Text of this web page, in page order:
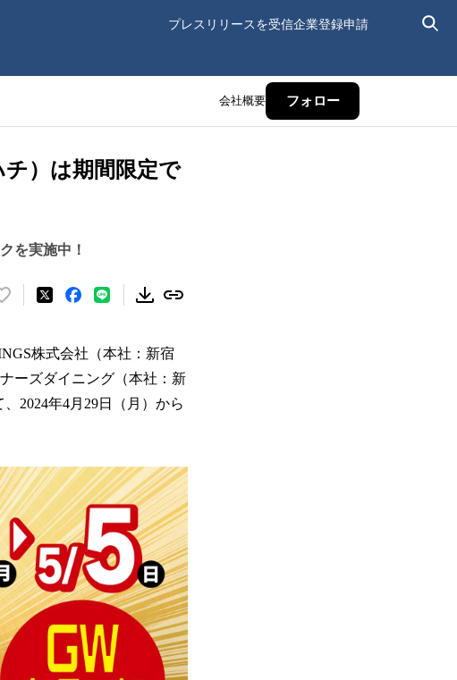
プレスリリースを受信企業登録申請
会社概要 フォロー
チ）は期間限定で
を実施中！
い
！
数
を
み
中
で
す
株式会社（本社：新宿
ーズダイニング（本社：新
2024年4月29日（月）から